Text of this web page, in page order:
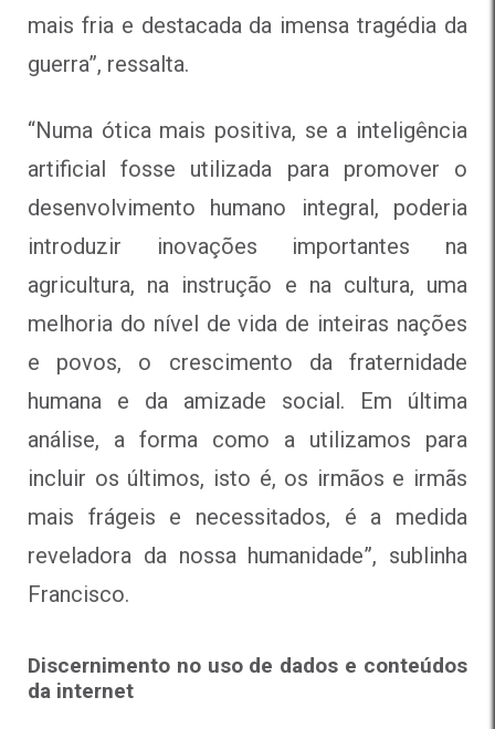
mais fria e destacada da imensa tragédia da
guerra”, ressalta.
“Numa ótica mais positiva, se a inteligência
artificial fosse utilizada para promover o
desenvolvimento humano integral, poderia
introduzir inovações importantes na
agricultura, na instrução e na cultura, uma
melhoria do nível de vida de inteiras nações
e povos, o crescimento da fraternidade
humana e da amizade social. Em última
análise, a forma como a utilizamos para
incluir os últimos, isto é, os irmãos e irmãs
mais frágeis e necessitados, é a medida
reveladora da nossa humanidade”, sublinha
Francisco.
Discernimento no uso de dados e conteúdos
da internet